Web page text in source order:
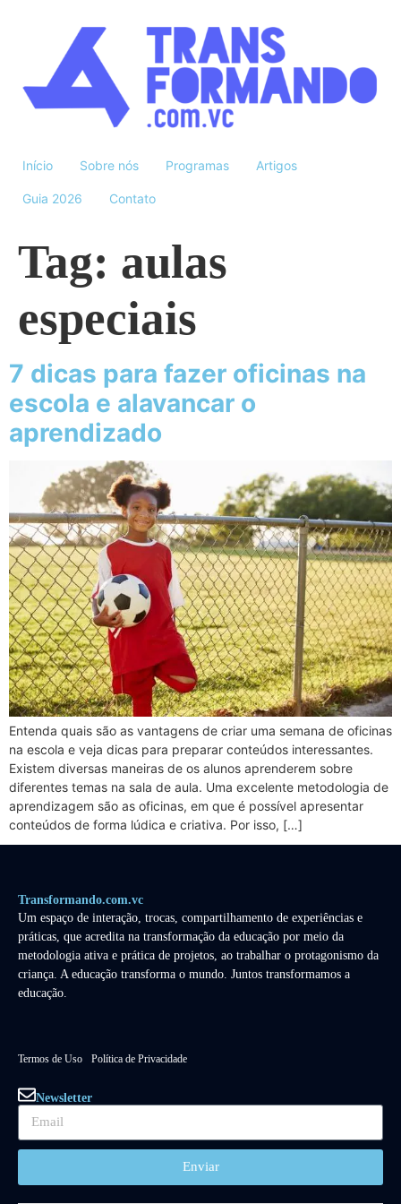
Início Sobre nós Programas Artigos
Guia 2026 Contato
Tag: aulas
especiais
7 dicas para fazer oficinas na
escola e alavancar o
aprendizado
Entenda quais são as vantagens de criar uma semana de oficinas
na escola e veja dicas para preparar conteúdos interessantes.
Existem diversas maneiras de os alunos aprenderem sobre
diferentes temas na sala de aula. Uma excelente metodologia de
aprendizagem são as oficinas, em que é possível apresentar
conteúdos de forma lúdica e criativa. Por isso, […]
Transformando.com.vc
Um espaço de interação, trocas, compartilhamento de experiências e
práticas, que acredita na transformação da educação por meio da
metodologia ativa e prática de projetos, ao trabalhar o protagonismo da
criança. A educação transforma o mundo. Juntos transformamos a
educação.
Termos de Uso Política de Privacidade
Newsletter
Enviar